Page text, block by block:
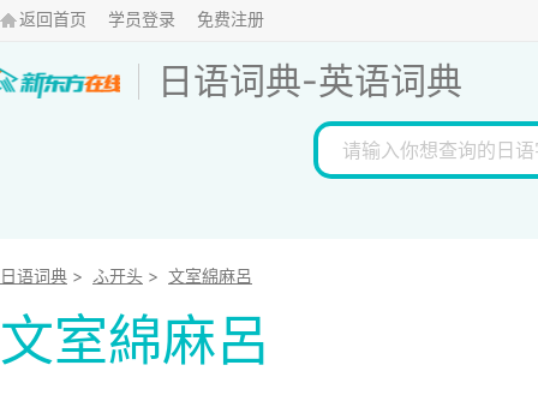
返回首页 学员登录 免费注册
日语词典-英语词典
日语词典 > ふ开头 > 文室綿麻呂
文室綿麻呂